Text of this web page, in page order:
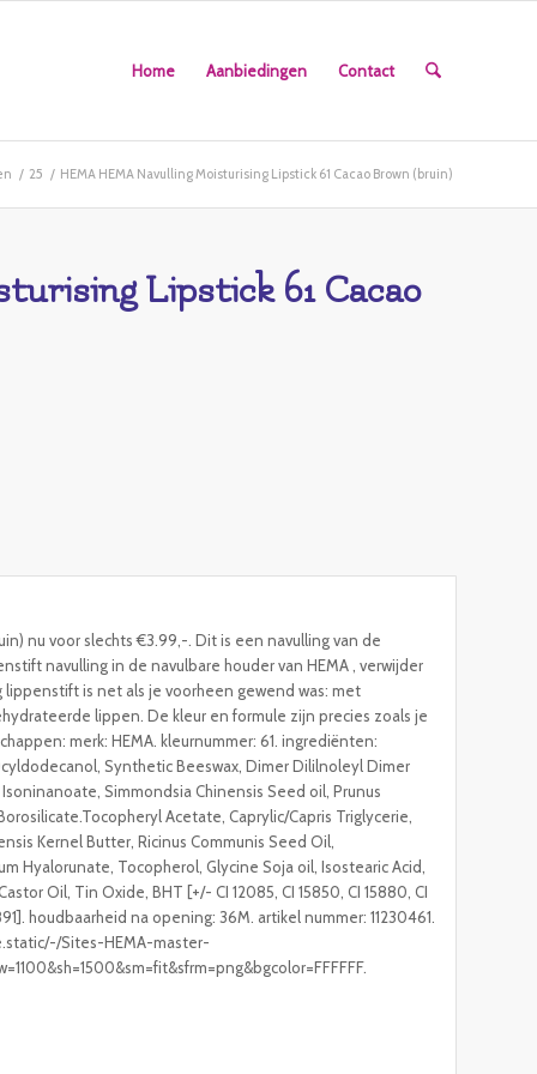
Home Aanbiedingen Contact
/ 25 / HEMA HEMA Navulling Moisturising Lipstick 61 Cacao Brown (bruin)
Lipstick 61 Cacao
nu voor slechts €3.99,-. Dit is een navulling van de
navulling in de navulbare houder van HEMA , verwijder
is net als je voorheen gewend was: met
lippen. De kleur en formule zijn precies zoals je
merk: HEMA. kleurnummer: 61. ingrediënten:
Synthetic Beeswax, Dimer Dililnoleyl Dimer
Simmondsia Chinensis Seed oil, Prunus
Acetate, Caprylic/Capris Triglycerie,
Kernel Butter, Ricinus Communis Seed Oil,
Hyalorunate, Tocopherol, Glycine Soja oil, Isostearic Acid,
Oil, Tin Oxide, BHT [+/- CI 12085, CI 15850, CI 15880, CI
houdbaarheid na opening: 36M. artikel nummer: 11230461.
Sites-HEMA-master-